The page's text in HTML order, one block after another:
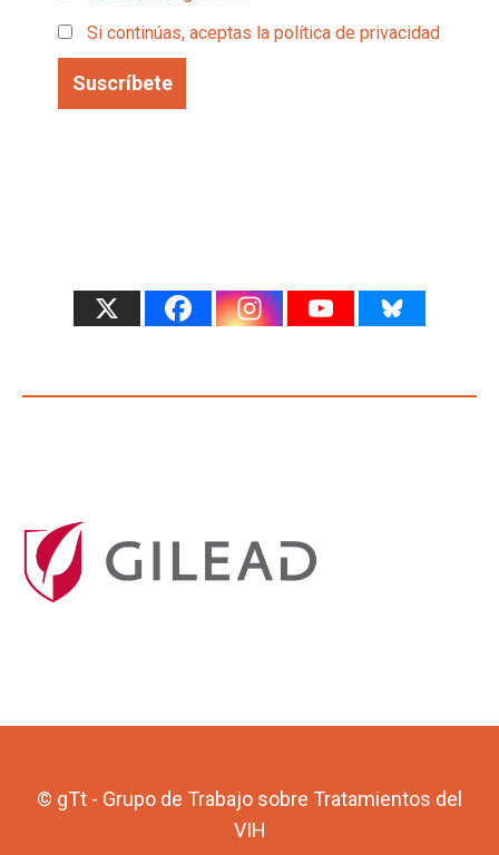
Si continúas, aceptas la política de privacidad
© gTt - Grupo de Trabajo sobre Tratamientos del
VIH